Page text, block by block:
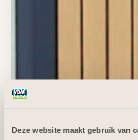
Deze website maakt gebruik van